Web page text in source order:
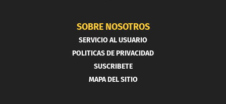
SOBRE NOSOTROS
SERVICIO AL USUARIO
POLITICAS DE PRIVACIDAD
SUSCRIBETE
MAPA DEL SITIO